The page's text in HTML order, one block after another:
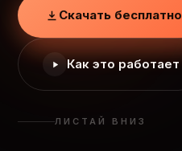
Скачать бесплатно
Как это работает
ЛИСТАЙ ВНИЗ